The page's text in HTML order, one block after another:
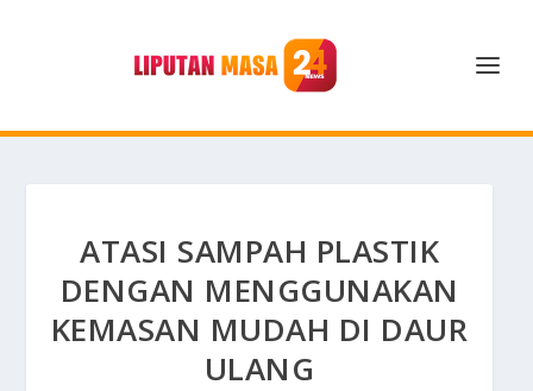
ATASI SAMPAH PLASTIK
DENGAN MENGGUNAKAN
KEMASAN MUDAH DI DAUR
ULANG